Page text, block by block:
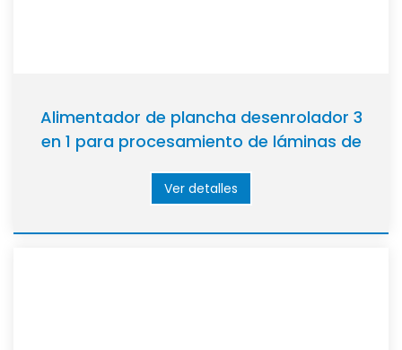
Alimentador de plancha desenrolador 3
en 1 para procesamiento de láminas de
Ver detalles